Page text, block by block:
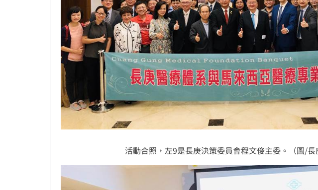
活動合照，左9是長庚決策委員會程文俊主委。（圖/長